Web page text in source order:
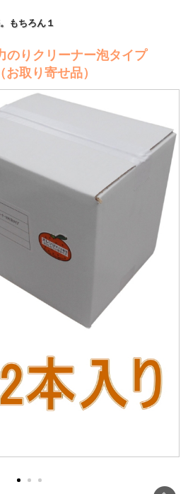
もちろん１
のりクリーナー泡タイプ
取り寄せ品）